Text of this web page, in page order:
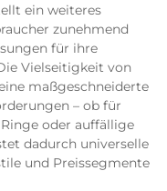
ein weiteres
zunehmend
für ihre
Vielseitigkeit von
maßgeschneiderte
– ob für
oder auffällige
dadurch universelle
und Preissegmente